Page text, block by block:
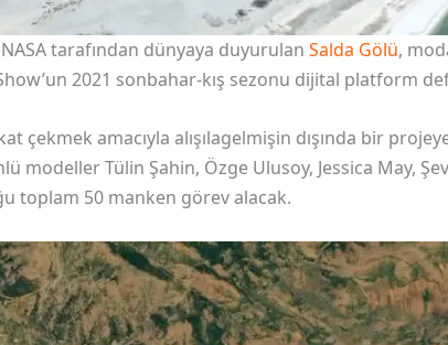
tarafından dünyaya duyurulan Salda Gölü,
2021 sonbahar-kış sezonu dijital platform
çekmek amacıyla alışılagelmişin dışında bir
modeller Tülin Şahin, Özge Ulusoy, Jessica May,
toplam 50 manken görev alacak.